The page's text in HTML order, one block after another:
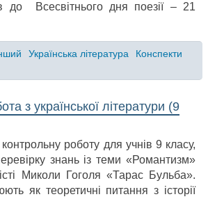
до Всесвітнього дня поезії – 21
Українська література
Конспекти
з української літератури (9
роботу для учнів 9 класу,
знань із теми «Романтизм»
Миколи Гоголя «Тарас Бульба».
як теоретичні питання з історії